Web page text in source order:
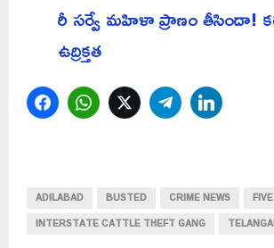
రీ సర్వే మహిళా ప్రాణం తీసిందా!
ఉద్రిక్తత
FacebookWhatsAppTwitterTelegram
ADILABAD BUSTED CRIME NEWS
INTERSTATE CATTLE THEFT GANG